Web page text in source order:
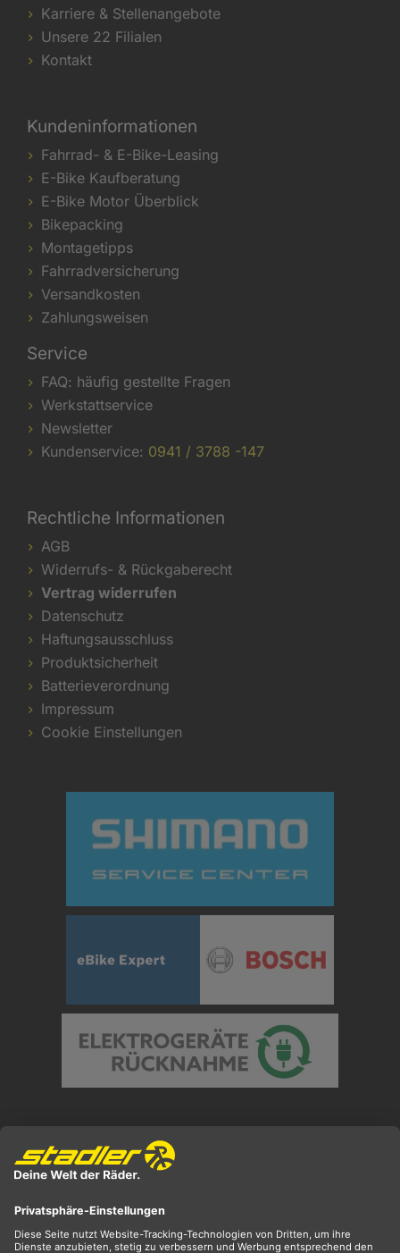
Karriere & Stellenangebote
Unsere 22 Filialen
Kontakt
Kundeninformationen
Fahrrad- & E-Bike-Leasing
E-Bike Kaufberatung
E-Bike Motor Überblick
Bikepacking
Montagetipps
Fahrradversicherung
Versandkosten
Zahlungsweisen
Service
FAQ: häufig gestellte Fragen
Werkstattservice
Newsletter
Kundenservice: 0941 / 3788 -147
Rechtliche Informationen
AGB
Widerrufs- & Rückgaberecht
Vertrag widerrufen
Datenschutz
Haftungsausschluss
Produktsicherheit
Batterieverordnung
Impressum
Cookie Einstellungen